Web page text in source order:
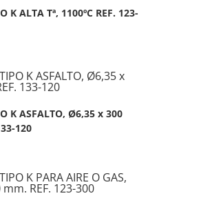
K ALTA Tª, 1100ºC REF. 123-
K ASFALTO, Ø6,35 x 300
120